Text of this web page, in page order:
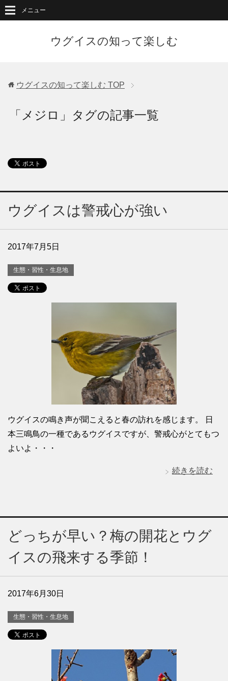
ウグイスの知って楽しむ
メニュー
ウグイスの知って楽しむ TOP
「メジロ」タグの記事一覧
ウグイスは警戒心が強い
2017年7月5日
生態・習性・生息地
ウグイスの鳴き声が聞こえると春の訪れを感じます。 日
本三鳴鳥の一種であるウグイスですが、警戒心がとてもつ
よいよ・・・
続きを読む
どっちが早い？梅の開花とウグ
イスの飛来する季節！
2017年6月30日
生態・習性・生息地